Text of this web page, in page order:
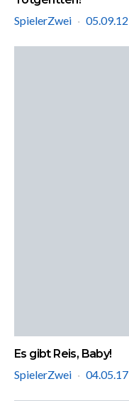
SpielerZwei
05.09.12
Es gibt Reis, Baby!
SpielerZwei
04.05.17